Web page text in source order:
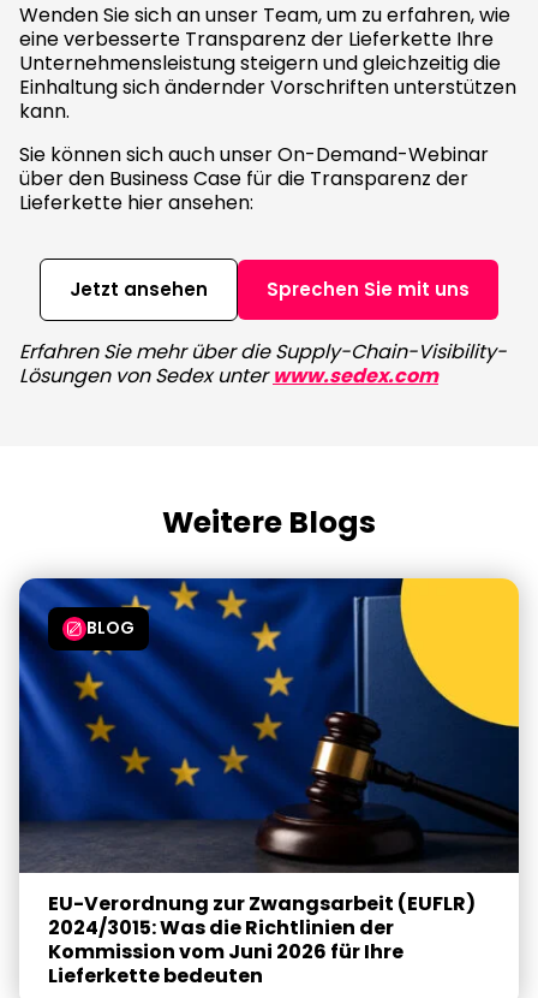
Wenden Sie sich an unser Team, um zu erfahren, wie
eine verbesserte Transparenz der Lieferkette Ihre
Unternehmensleistung steigern und gleichzeitig die
Einhaltung sich ändernder Vorschriften unterstützen
kann.
Sie können sich auch unser On-Demand-Webinar
über den Business Case für die Transparenz der
Lieferkette hier ansehen:
Jetzt ansehen Sprechen Sie mit uns
Erfahren Sie mehr über die Supply-Chain-Visibility-
Lösungen von Sedex unterwww.sedex.com
Weitere Blogs
BLOG
EU-Verordnung zur Zwangsarbeit (EUFLR)
2024/3015: Was die Richtlinien der
Kommission vom Juni 2026 für Ihre
Lieferkette bedeuten